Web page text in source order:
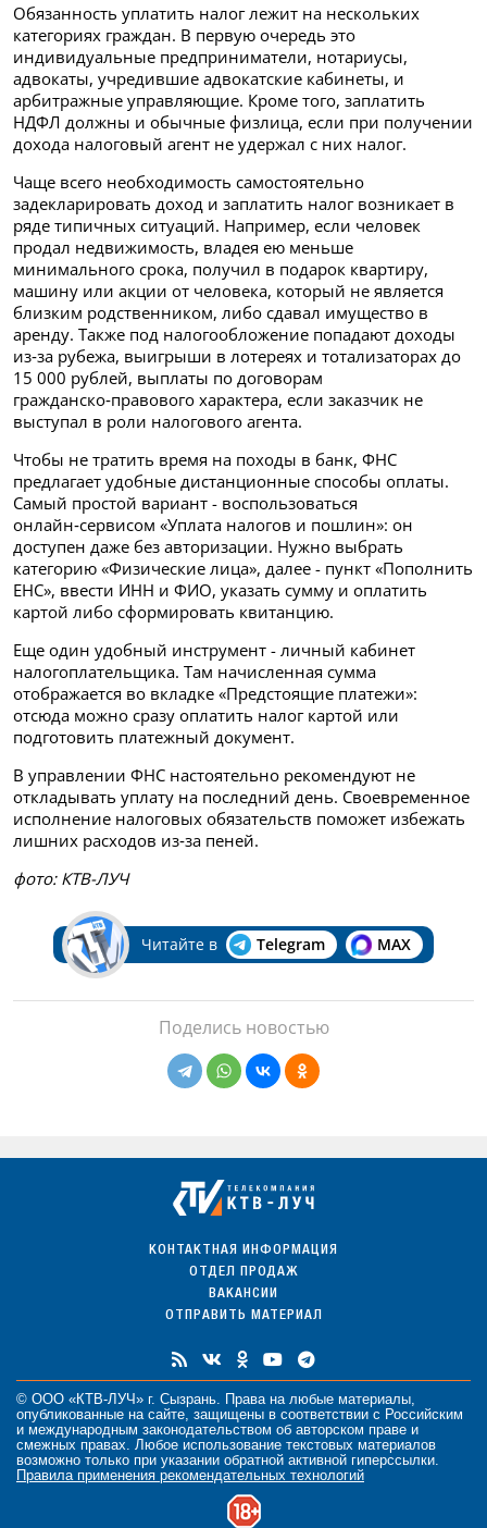
Обязанность уплатить налог лежит на нескольких
категориях граждан. В первую очередь это
индивидуальные предприниматели, нотариусы,
адвокаты, учредившие адвокатские кабинеты, и
арбитражные управляющие. Кроме того, заплатить
НДФЛ должны и обычные физлица, если при получении
дохода налоговый агент не удержал с них налог.
Чаще всего необходимость самостоятельно
задекларировать доход и заплатить налог возникает в
ряде типичных ситуаций. Например, если человек
продал недвижимость, владея ею меньше
минимального срока, получил в подарок квартиру,
машину или акции от человека, который не является
близким родственником, либо сдавал имущество в
аренду. Также под налогообложение попадают доходы
из‑за рубежа, выигрыши в лотереях и тотализаторах до
15 000 рублей, выплаты по договорам
гражданско‑правового характера, если заказчик не
выступал в роли налогового агента.
Чтобы не тратить время на походы в банк, ФНС
предлагает удобные дистанционные способы оплаты.
Самый простой вариант - воспользоваться
онлайн‑сервисом «Уплата налогов и пошлин»: он
доступен даже без авторизации. Нужно выбрать
категорию «Физические лица», далее - пункт «Пополнить
ЕНС», ввести ИНН и ФИО, указать сумму и оплатить
картой либо сформировать квитанцию.
Еще один удобный инструмент - личный кабинет
налогоплательщика. Там начисленная сумма
отображается во вкладке «Предстоящие платежи»:
отсюда можно сразу оплатить налог картой или
подготовить платежный документ.
В управлении ФНС настоятельно рекомендуют не
откладывать уплату на последний день. Своевременное
исполнение налоговых обязательств поможет избежать
лишних расходов из‑за пеней.
фото: КТВ-ЛУЧ
Читайте в Telegram MAX
Поделись новостью
КОНТАКТНАЯ ИНФОРМАЦИЯ
ОТДЕЛ ПРОДАЖ
ВАКАНСИИ
ОТПРАВИТЬ МАТЕРИАЛ
© ООО «КТВ-ЛУЧ» г. Сызрань. Права на любые материалы
опубликованные на сайте, защищены в соответствии с Российским
и международным законодательством об авторском праве и
смежных правах. Любое использование текстовых материалов
возможно только при указании обратной активной гиперссылки.
Правила применения рекомендательных технологий